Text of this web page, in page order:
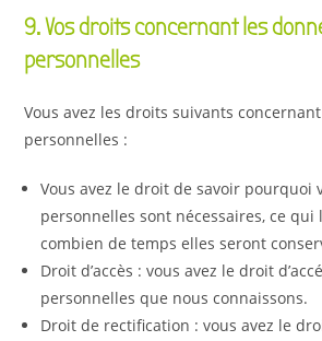
9. Vos droits concernant les
personnelles
Vous avez les droits suivants
personnelles :
Vous avez le droit de savoir pourquoi
personnelles sont nécessaires, ce
combien de temps elles seront
Droit d’accès : vous avez le droit
personnelles que nous connaissons.
Droit de rectification : vous avez le